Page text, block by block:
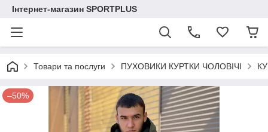
Інтернет-магазин SPORTPLUS
Товари та послуги ПУХОВИКИ КУРТКИ ЧОЛОВІЧІ
–50%